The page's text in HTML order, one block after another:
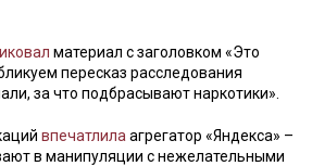
материал с заголовком «Это
пересказ расследования
за что подбрасывают наркотики».
впечатлила агрегатор «Яндекса» –
в манипуляции с нежелательными